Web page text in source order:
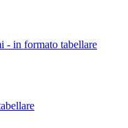
- in formato tabellare